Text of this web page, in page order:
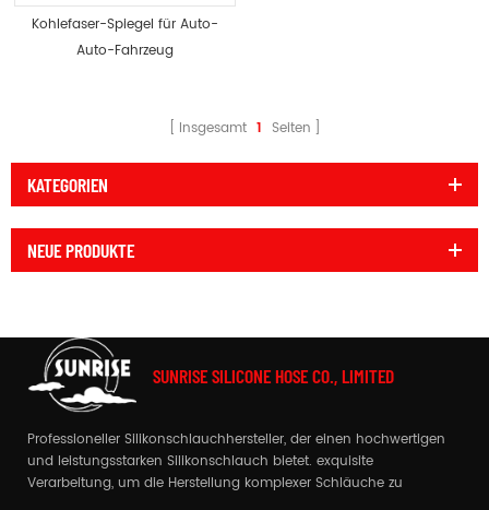
Kohlefaser-Spiegel für Auto-
Auto-Fahrzeug
Insgesamt 1 Seiten
KATEGORIEN
NEUE PRODUKTE
SUNRISE SILICONE HOSE CO., LIMITED
Professioneller Silikonschlauchhersteller, der einen hochwertigen
und leistungsstarken Silikonschlauch bietet. exquisite
Verarbeitung, um die Herstellung komplexer Schläuche zu